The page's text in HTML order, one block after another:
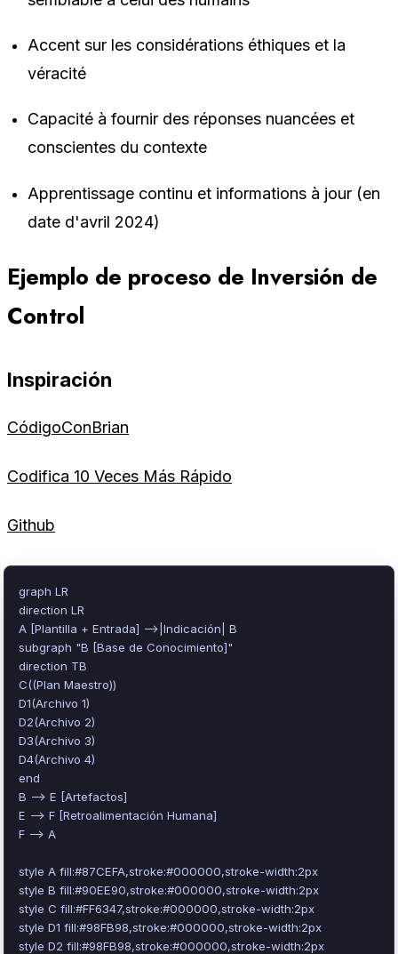
Accent sur les considérations éthiques et la
véracité
Capacité à fournir des réponses nuancées et
conscientes du contexte
Apprentissage continu et informations à jour (en
date d'avril 2024)
Ejemplo de proceso de Inversión de
Control
Inspiración
CódigoConBrian
Codifica 10 Veces Más Rápido
Github
graph LR
direction LR
A [Plantilla + Entrada] -->|Indicación| B
subgraph "B [Base de Conocimiento]"
direction TB
C((Plan Maestro))
D1(Archivo 1)
D2(Archivo 2)
D3(Archivo 3)
D4(Archivo 4)
end
B --> E [Artefactos]
E --> F [Retroalimentación Humana]
F --> A
style A fill:#87CEFA,stroke:#000000,stroke-width:2px
style B fill:#90EE90,stroke:#000000,stroke-width:2px
style C fill:#FF6347,stroke:#000000,stroke-width:2px
style D1 fill:#98FB98,stroke:#000000,stroke-width:2px
style D2 fill:#98FB98,stroke:#000000,stroke-width:2px